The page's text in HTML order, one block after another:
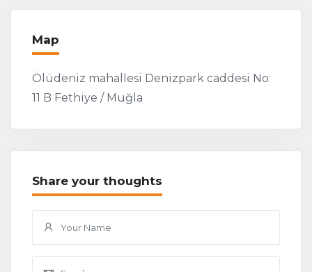
Map
Ölüdeniz mahallesi Denizpark caddesi No:
11 B Fethiye / Muğla
Share your thoughts